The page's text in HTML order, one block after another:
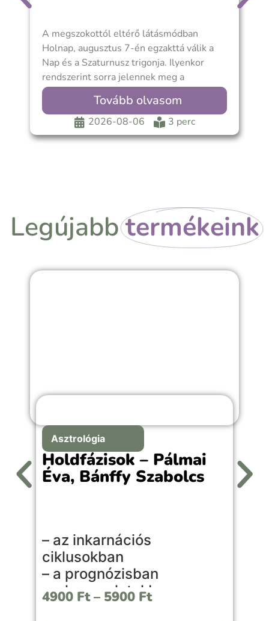
A megszokottól eltérő látásmódban
Holnap, augusztus 7-én egzakttá válik a
Nap és a Szaturnusz trigonja. Ilyenkor
rendszerint sorra jelennek meg a
„harmonikus”, „támogató”, „sikeres” Nap-
Szaturnusz
Tovább olvasom
2026-08-06 3 perc
Legújabbtermékeink
Asztrológia
Holdfázisok – Pálmai
Éva, Bánffy Szabolcs
– az inkarnációs
ciklusokban
– a prognózisban
– a kapcsolatokban
– a mindennapi életben
4900 Ft – 5900 Ft